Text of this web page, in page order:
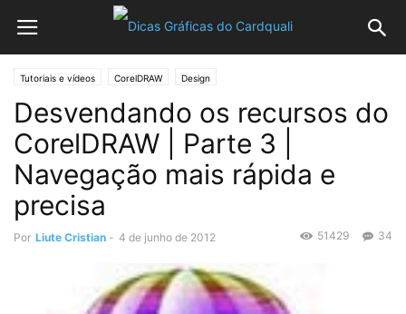
Tutoriais e vídeos CorelDRAW Design
Desvendando os recursos do
CorelDRAW | Parte 3 |
Navegação mais rápida e
precisa
Por Liute Cristian - 4 de junho de 2012 34
51429